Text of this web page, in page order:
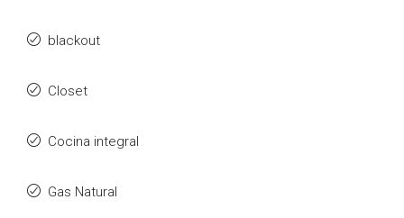
blackout
Closet
Cocina integral
Gas Natural